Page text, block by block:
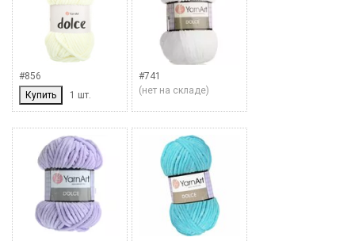
#856
Купить
1 шт.
#741
(нет на складе)